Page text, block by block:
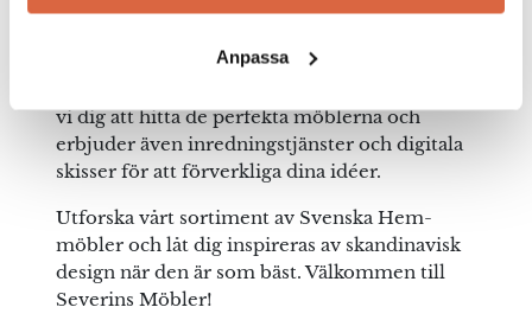
Anpassa
Artnr:
I webblager, ca 1–3 veckor
Vi rekommenderar
Furniture Polish
från Leather Master Scandinavia för regelbundet
underhåll.
alla inredningsstilar – från klassiskt till
vi dig att hitta de perfekta möblerna och
erbjuder även inredningstjänster och digitala
skisser för att förverkliga dina idéer.
Utforska vårt sortiment av Svenska Hem-
möbler och låt dig inspireras av skandinavisk
design när den är som bäst. Välkommen till
Severins Möbler!